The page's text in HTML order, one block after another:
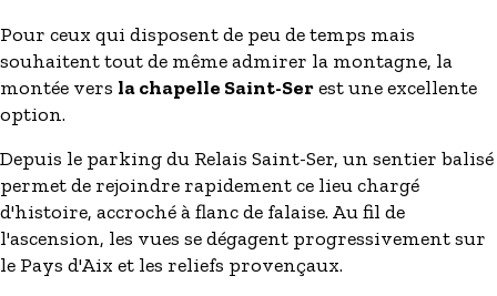
Pour ceux qui disposent de peu de temps mais
souhaitent tout de même admirer la montagne, la
montée vers la chapelle Saint-Serest une excellente
option.
Depuis le parking du Relais Saint-Ser, un sentier balisé
permet de rejoindre rapidement ce lieu chargé
d'histoire, accroché à flanc de falaise. Au fil de
l'ascension, les vues se dégagent progressivement sur
le Pays d'Aix et les reliefs provençaux.